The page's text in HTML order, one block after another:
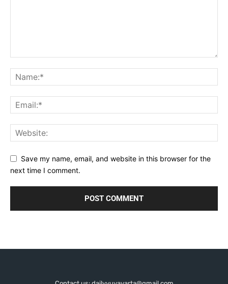
Save my name, email, and website in this browser for the
next time I comment.